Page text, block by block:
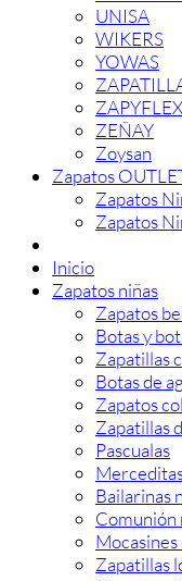
UNISA
WIKERS
YOWAS
ZAPYFLEX
ZEÑAY
Zoysan
Zapatos
Zapatos
Zapatos
Inicio
Zapatos niñas
Zapatos
Botas y
Zapatillas
Botas de
Zapatos
Zapatillas
Pascualas
Bailarinas
Comunión
Mocasines
Zapatillas